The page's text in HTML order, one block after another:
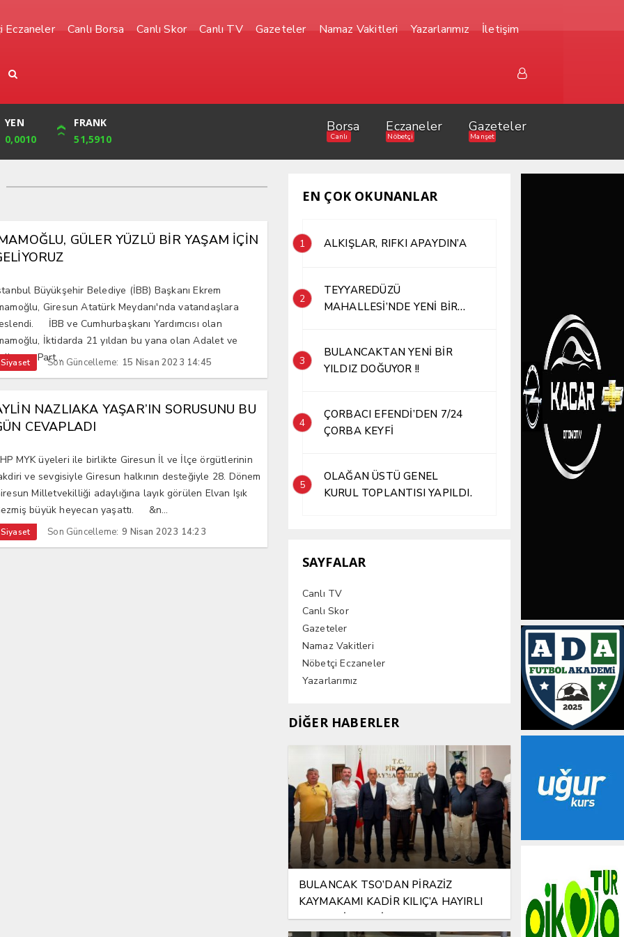
Eczaneler Canlı Borsa Canlı Skor Canlı TV Gazeteler Namaz Vakitleri Yazarlarımız İletişim
YEN
0,0010
FRANK
51,5910
CUMHURİYET
32,239,00
Borsa
Canlı
Eczaneler
Nöbetçi
Gazeteler
Manşet
GÜLER YÜZLÜ BİR YAŞAM İÇİN
Büyükşehir Belediye (İBB) Başkanı Ekrem
Giresun Atatürk Meydanı'nda vatandaşlara
İBB ve Cumhurbaşkanı Yardımcısı olan
İktidarda 21 yıldan bu yana olan Adalet ve
Part...
Siyaset Son Güncelleme: 15 Nisan 2023 14:45
NAZLIAKA YAŞAR’IN SORUSUNU BU
CEVAPLADI
MYK üyeleri ile birlikte Giresun İl ve İlçe örgütlerinin
ve sevgisiyle Giresun halkının desteğiyle 28. Dönem
Milletvekilliği adaylığına layık görülen Elvan Işık
büyük heyecan yaşattı. &n...
Siyaset Son Güncelleme: 9 Nisan 2023 14:23
EN ÇOK OKUNANLAR
1 ALKIŞLAR, RIFKI APAYDIN’A
2
TEYYAREDÜZÜ
MAHALLESİ’NDE YENİ BİR
3
BULANCAKTAN YENİ BİR
YILDIZ DOĞUYOR !!
4
ÇORBACI EFENDİ’DEN 7/24
ÇORBA KEYFİ
5
OLAĞAN ÜSTÜ GENEL
KURUL TOPLANTISI YAPILDI.
SAYFALAR
Canlı TV
Canlı Skor
Gazeteler
Namaz Vakitleri
Nöbetçi Eczaneler
Yazarlarımız
DİĞER HABERLER
BULANCAK TSO’DAN PİRAZİZ
KAYMAKAMI KADİR KILIÇ’A HAYIRLI
OLSUN ZİYARETİ